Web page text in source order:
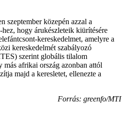
szeptember közepén azzal a
hogy árukészleteik kiürítésére
kereskedelmet, amelyre a
kereskedelmét szabályozó
szerint globális tilalom
afrikai ország azonban attól
majd a keresletet, ellenezte a
Forrás: greenfo/MTI